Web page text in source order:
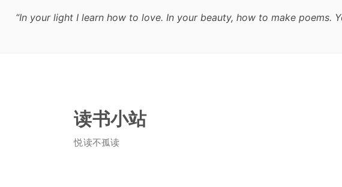
“In your light I learn how to love. In your beauty, how to make
读书小站
悦读不孤读